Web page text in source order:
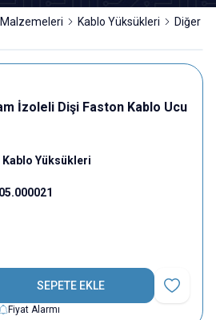
Kablo Yüksükleri Diğer
İzoleli Dişi Faston Kablo Ucu
Yüksükleri
SEPETE EKLE
Favoriye
Fiyat Alarmı